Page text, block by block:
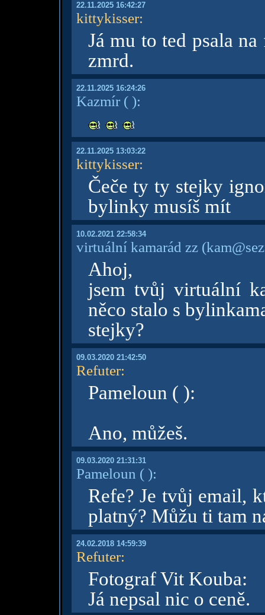
22.11.2025 16:42:27
kittykisser:
Já mu to ted psala
zmrd.
22.11.2025 16:24:26
Kazmír( ):
22.11.2025 13:03:22
kittykisser:
Čeče ty ty stejky
bylinky musíš mít
10.02.2021 22:58:34
virtuální kamarád zz
Ahoj,
jsem tvůj virtuální
něco stalo s
stejky?
09.03.2020 21:42:50
Refuter:
Pameloun ( ):
Ano, můžeš.
09.03.2020 21:31:31
Pameloun ( ):
Refe? Je tvůj email,
platný? Můžu ti tam
24.02.2018 14:59:39
Refuter:
Fotograf Vit Kouba:
Já nepsal nic o ceně.